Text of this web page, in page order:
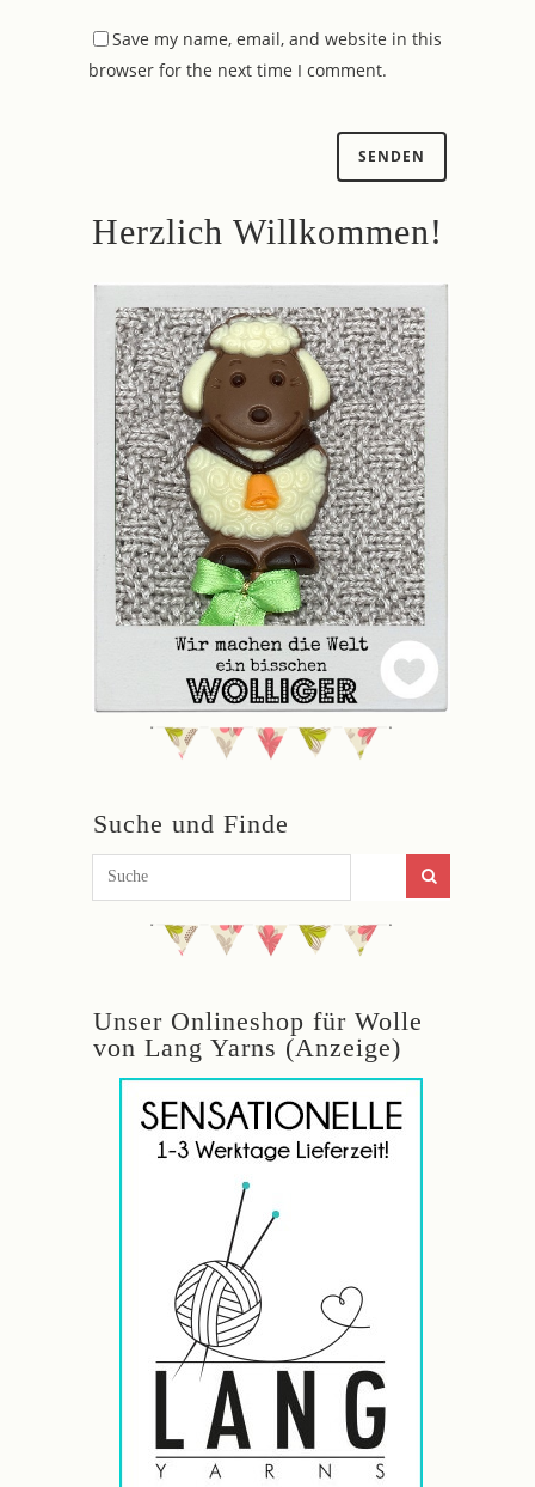
Save my name, email, and website in this
browser for the next time I comment.
Herzlich Willkommen!
Suche und Finde
Unser Onlineshop für Wolle
von Lang Yarns (Anzeige)